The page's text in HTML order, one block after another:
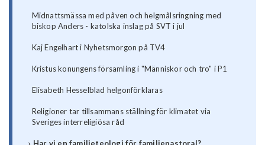
Midnattsmässa med påven och helgmålsringning med
biskop Anders - katolska inslag på SVT i jul
Kaj Engelhart i Nyhetsmorgon på TV4
Kristus konungens församling i "Människor och tro" i P1
Elisabeth Hesselblad helgonförklaras
Religioner tar tillsammans ställning för klimatet via
Sveriges interreligiösa råd